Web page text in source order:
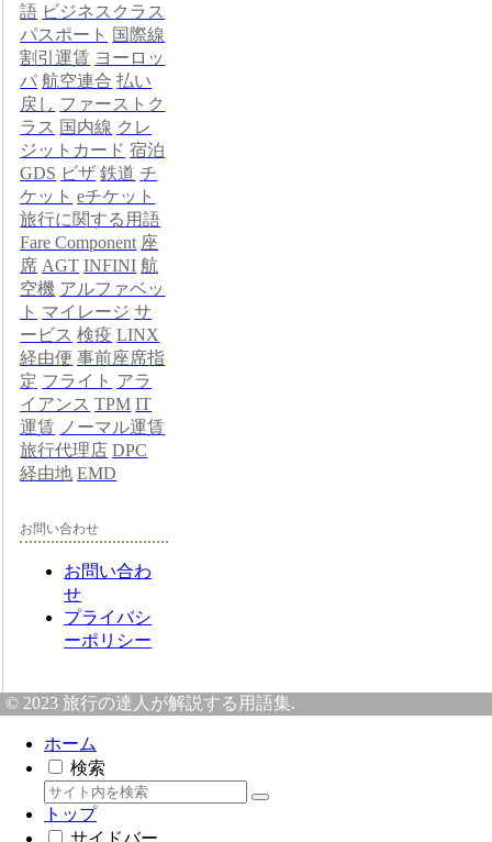
語 ビジネスクラス
パスポート 国際線
割引運賃 ヨーロッ
パ 航空連合 払い
戻し ファーストク
ラス 国内線 クレ
ジットカード 宿泊
GDS ビザ 鉄道 チ
ケット eチケット
旅行に関する用語
Fare Component 座
席 AGT INFINI 航
空機 アルファベッ
ト マイレージ サ
ービス 検疫 LINX
経由便 事前座席指
定 フライト アラ
イアンス TPM IT
運賃 ノーマル運賃
旅行代理店 DPC
経由地 EMD
お問い合わせ
お問い合わ
せ
プライバシ
ーポリシー
© 2023 旅行の達人が解説する用語集.
ホーム
検索
トップ
サイドバー